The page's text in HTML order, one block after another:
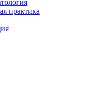
практика